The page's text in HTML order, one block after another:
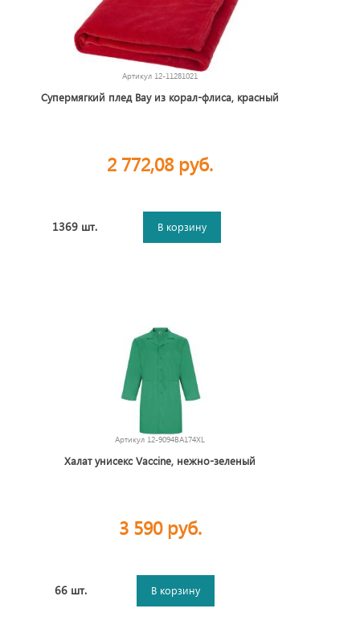
Артикул 12-11281021
Супермягкий плед Bay из корал-флиса, красный
2 772,08 руб.
1369 шт. В корзину
Артикул 12-9094BA174XL
Халат унисекс Vaccine, нежно-зеленый
3 590 руб.
66 шт. В корзину